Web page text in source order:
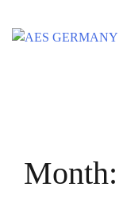
Month: